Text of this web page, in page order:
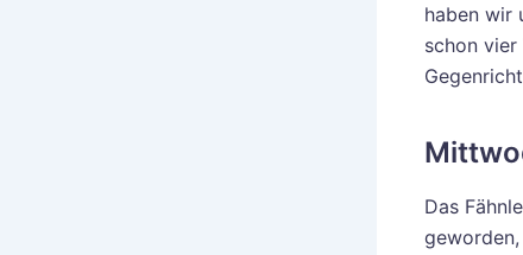
haben wir
schon
Das